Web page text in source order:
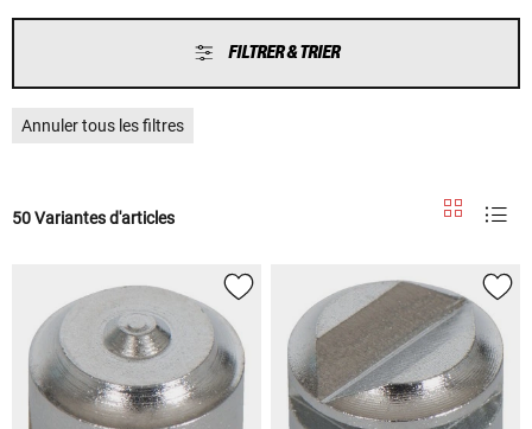
FILTRER & TRIER
Annuler tous les filtres
50 Variantes d'articles